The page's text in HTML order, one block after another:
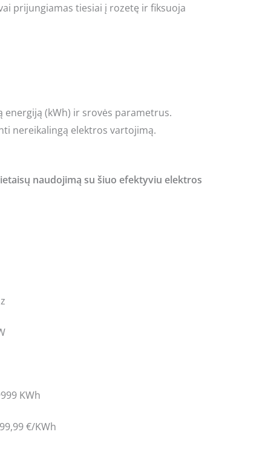
prijungiamas tiesiai į rozetę ir fiksuoja
(kWh) ir srovės parametrus.
nereikalingą elektros vartojimą.
naudojimą su šiuo efektyviu elektros
KWh
€/KWh